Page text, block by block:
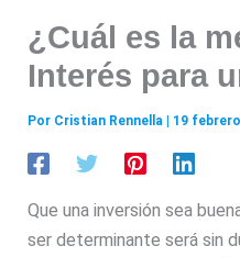
¿Cuál es la
Interés para
Por Cristian Rennella 19
Que una inversión sea
ser determinante será sin